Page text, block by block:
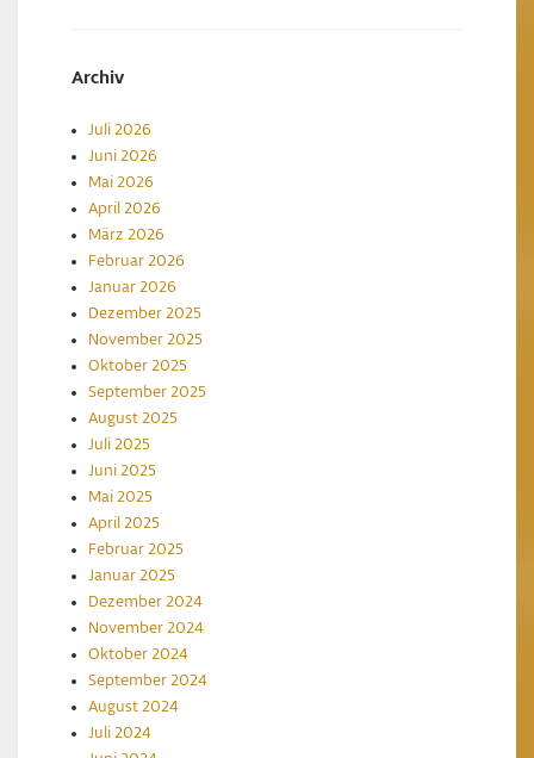
Archiv
Juli 2026
Juni 2026
Mai 2026
April 2026
März 2026
Februar 2026
Januar 2026
Dezember 2025
November 2025
Oktober 2025
September 2025
August 2025
Juli 2025
Juni 2025
Mai 2025
April 2025
Februar 2025
Januar 2025
Dezember 2024
November 2024
Oktober 2024
September 2024
August 2024
Juli 2024